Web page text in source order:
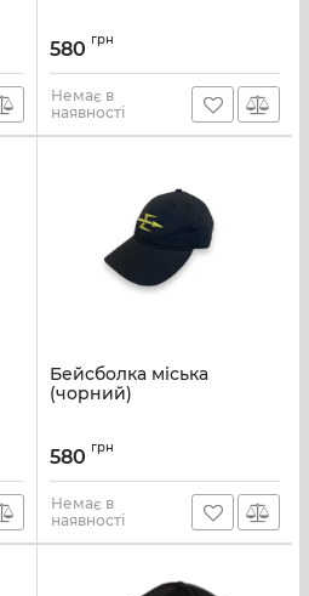
580 грн
Немає в
наявності
Бейсболка міська
(чорний)
580 грн
Немає в
наявності